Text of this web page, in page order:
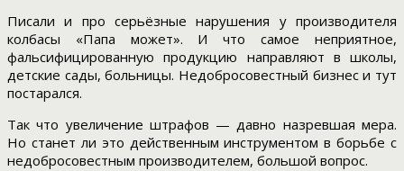
Писали и про серьёзные нарушения у производителя
колбасы «Папа может». И что самое неприятное,
фальсифицированную продукцию направляют в школы,
детские сады, больницы. Недобросовестный бизнес и тут
постарался.
Так что увеличение штрафов — давно назревшая мера.
Но станет ли это действенным инструментом в борьбе с
недобросовестным производителем, большой вопрос.